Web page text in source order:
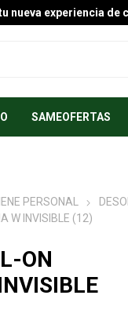
tu nueva experiencia de
SAMEOFERTAS
PERSONAL
W INVISIBLE (12)
ON